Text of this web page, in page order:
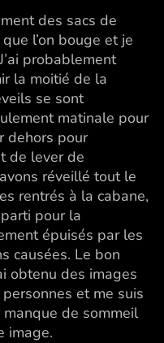
des sacs de
l’on bouge et je
probablement
la moitié de la
se sont
matinale pour
dehors pour
de lever de
réveillé tout le
rentrés à la cabane,
pour la
épuisés par les
causées. Le bon
obtenu des images
personnes et me suis
de sommeil
image.